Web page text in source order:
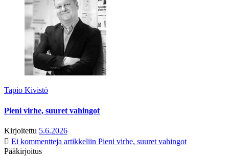
Tapio Kivistö
Pieni virhe, suuret vahingot
Kirjoitettu 5.6.2026
Ei kommentteja artikkeliin Pieni virhe, suuret vahingot
Pääkirjoitus